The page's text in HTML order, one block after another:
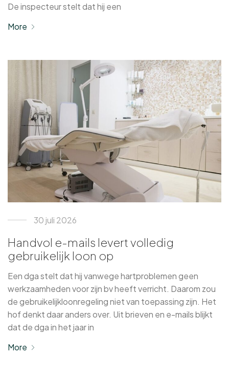
De inspecteur stelt dat hij een
More
30 juli 2026
Handvol e-mails levert volledig
gebruikelijk loon op
Een dga stelt dat hij vanwege hartproblemen geen
werkzaamheden voor zijn bv heeft verricht. Daarom zou
de gebruikelijkloonregeling niet van toepassing zijn. Het
hof denkt daar anders over. Uit brieven en e-mails blijkt
dat de dga in het jaar in
More